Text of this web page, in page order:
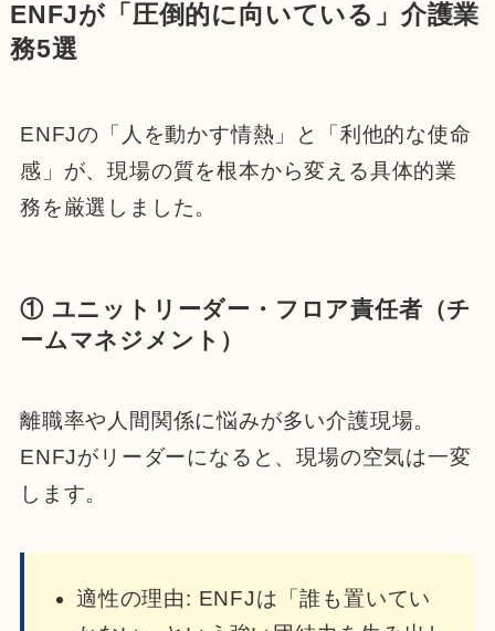
ENFJが「圧倒的に向いている」介護業
務5選
ENFJの「人を動かす情熱」と「利他的な使命
感」が、現場の質を根本から変える具体的業
務を厳選しました。
① ユニットリーダー・フロア責任者（チ
ームマネジメント）
離職率や人間関係に悩みが多い介護現場。
ENFJがリーダーになると、現場の空気は一変
します。
適性の理由: ENFJは「誰も置いてい